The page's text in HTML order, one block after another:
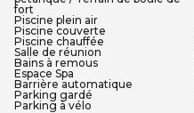
fort
Piscine plein air
Piscine couverte
Piscine chauffée
Salle de réunion
Bains à remous
Espace Spa
Barrière automatique
Parking gardé
Parking à vélo